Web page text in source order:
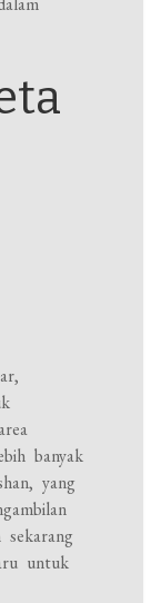
banyak
yang
untuk